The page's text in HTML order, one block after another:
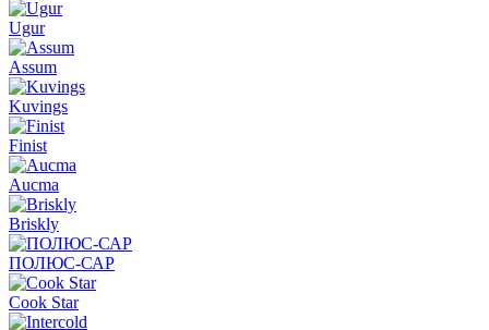
Ugur
Assum
Kuvings
Finist
Aucma
Briskly
ПОЛЮС-САР
Cook Star